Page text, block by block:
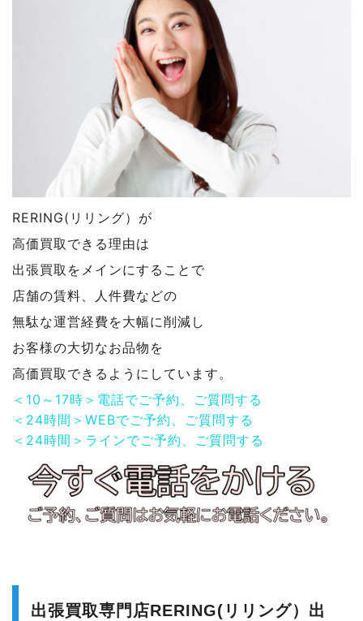
RERING(リリング）が
高価買取できる理由は
出張買取をメインにすることで
店舗の賃料、人件費などの
無駄な運営経費を大幅に削減し
お客様の大切なお品物を
高価買取できるようにしています。
＜10～17時＞電話でご予約、ご質問する
＜24時間＞WEBでご予約、ご質問する
＜24時間＞ラインでご予約、ご質問する
出張買取専門店RERING(リリング）出